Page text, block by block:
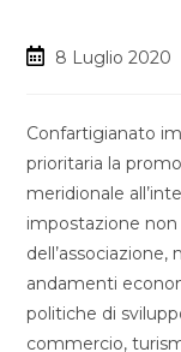
8 Luglio 2020
Confartigianato
prioritaria la
meridionale
impostazione non
andamenti
politiche di
commercio,